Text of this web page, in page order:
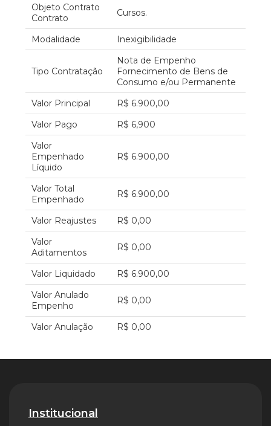
Objeto Contrato
Contrato
Cursos.
Modalidade Inexigibilidade
Tipo Contratação
Nota de Empenho
Fornecimento de Bens de
Consumo e/ou Permanente
Valor Principal
R$ 6.900,00
Valor Pago
R$ 6,900
Valor
Empenhado
Líquido
R$ 6.900,00
Valor Total
Empenhado
R$ 6.900,00
Valor Reajustes
R$ 0,00
Valor
Aditamentos
R$ 0,00
Valor Liquidado
R$ 6.900,00
Valor Anulado
Empenho
R$ 0,00
Valor Anulação R$ 0,00
Institucional